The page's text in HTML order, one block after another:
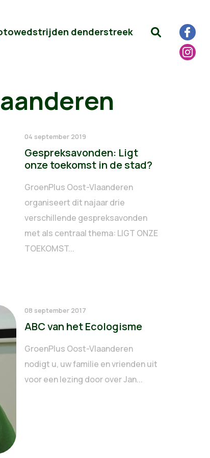
denderstreek
04 september 2019
Gespreksavonden: Ligt
onze toekomst in de stad?
GroenPlus Oost-Vlaanderen
organiseert dit najaar drie
verschillende gespreksavonden
met als centraal thema: LIGT ONZE
TOEKOMST...
08 september 2017
ABC van het Ecologisme
GroenPlus Oost-Vlaanderen
nodigt u, uw familie en vrienden uit
voor een lezing door over Jan...